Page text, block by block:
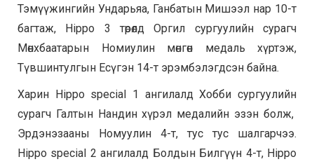
Тэмүүжингийн Ундарьяа, Ганбатын Мишээл нар 10-т
багтаж, Hippo 3 төрөлд Оргил сургуулийн сурагч
Мөнхбаатарын Номиулин мөнгөн медаль хүртэж,
Түвшинтулгын Есүгэн 14-т эрэмбэлэгдсэн байна.
Харин Hippo special 1 ангилалд Хобби сургуулийн
сурагч Галтын Нандин хүрэл медалийн эзэн болж,
Эрдэнэзааны Номуулин 4-т, тус тус шалгарчээ.
Hippo special 2 ангилалд Болдын Билгүүн 4-т, Hippo